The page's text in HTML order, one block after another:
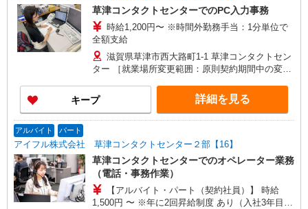
草津コンタクトセンターでのPC入力事務
時給1,200円〜 ※時間外勤務手当：1分単位で
全額支給
滋賀県草津市西大路町1-1 草津コンタクトセン
ター ［就業場所変更範囲：原則契約期間中の変更
キープ 詳細を見る
アルバイト パート
アイフル株式会社 草津コンタクトセンター２部【16】
草津コンタクトセンターでのオペレーター業務
（電話・事務作業）
【アルバイト・パート（契約社員）】 時給
1,500円 〜 ※年に2回昇給制度 あり（入社3年目か